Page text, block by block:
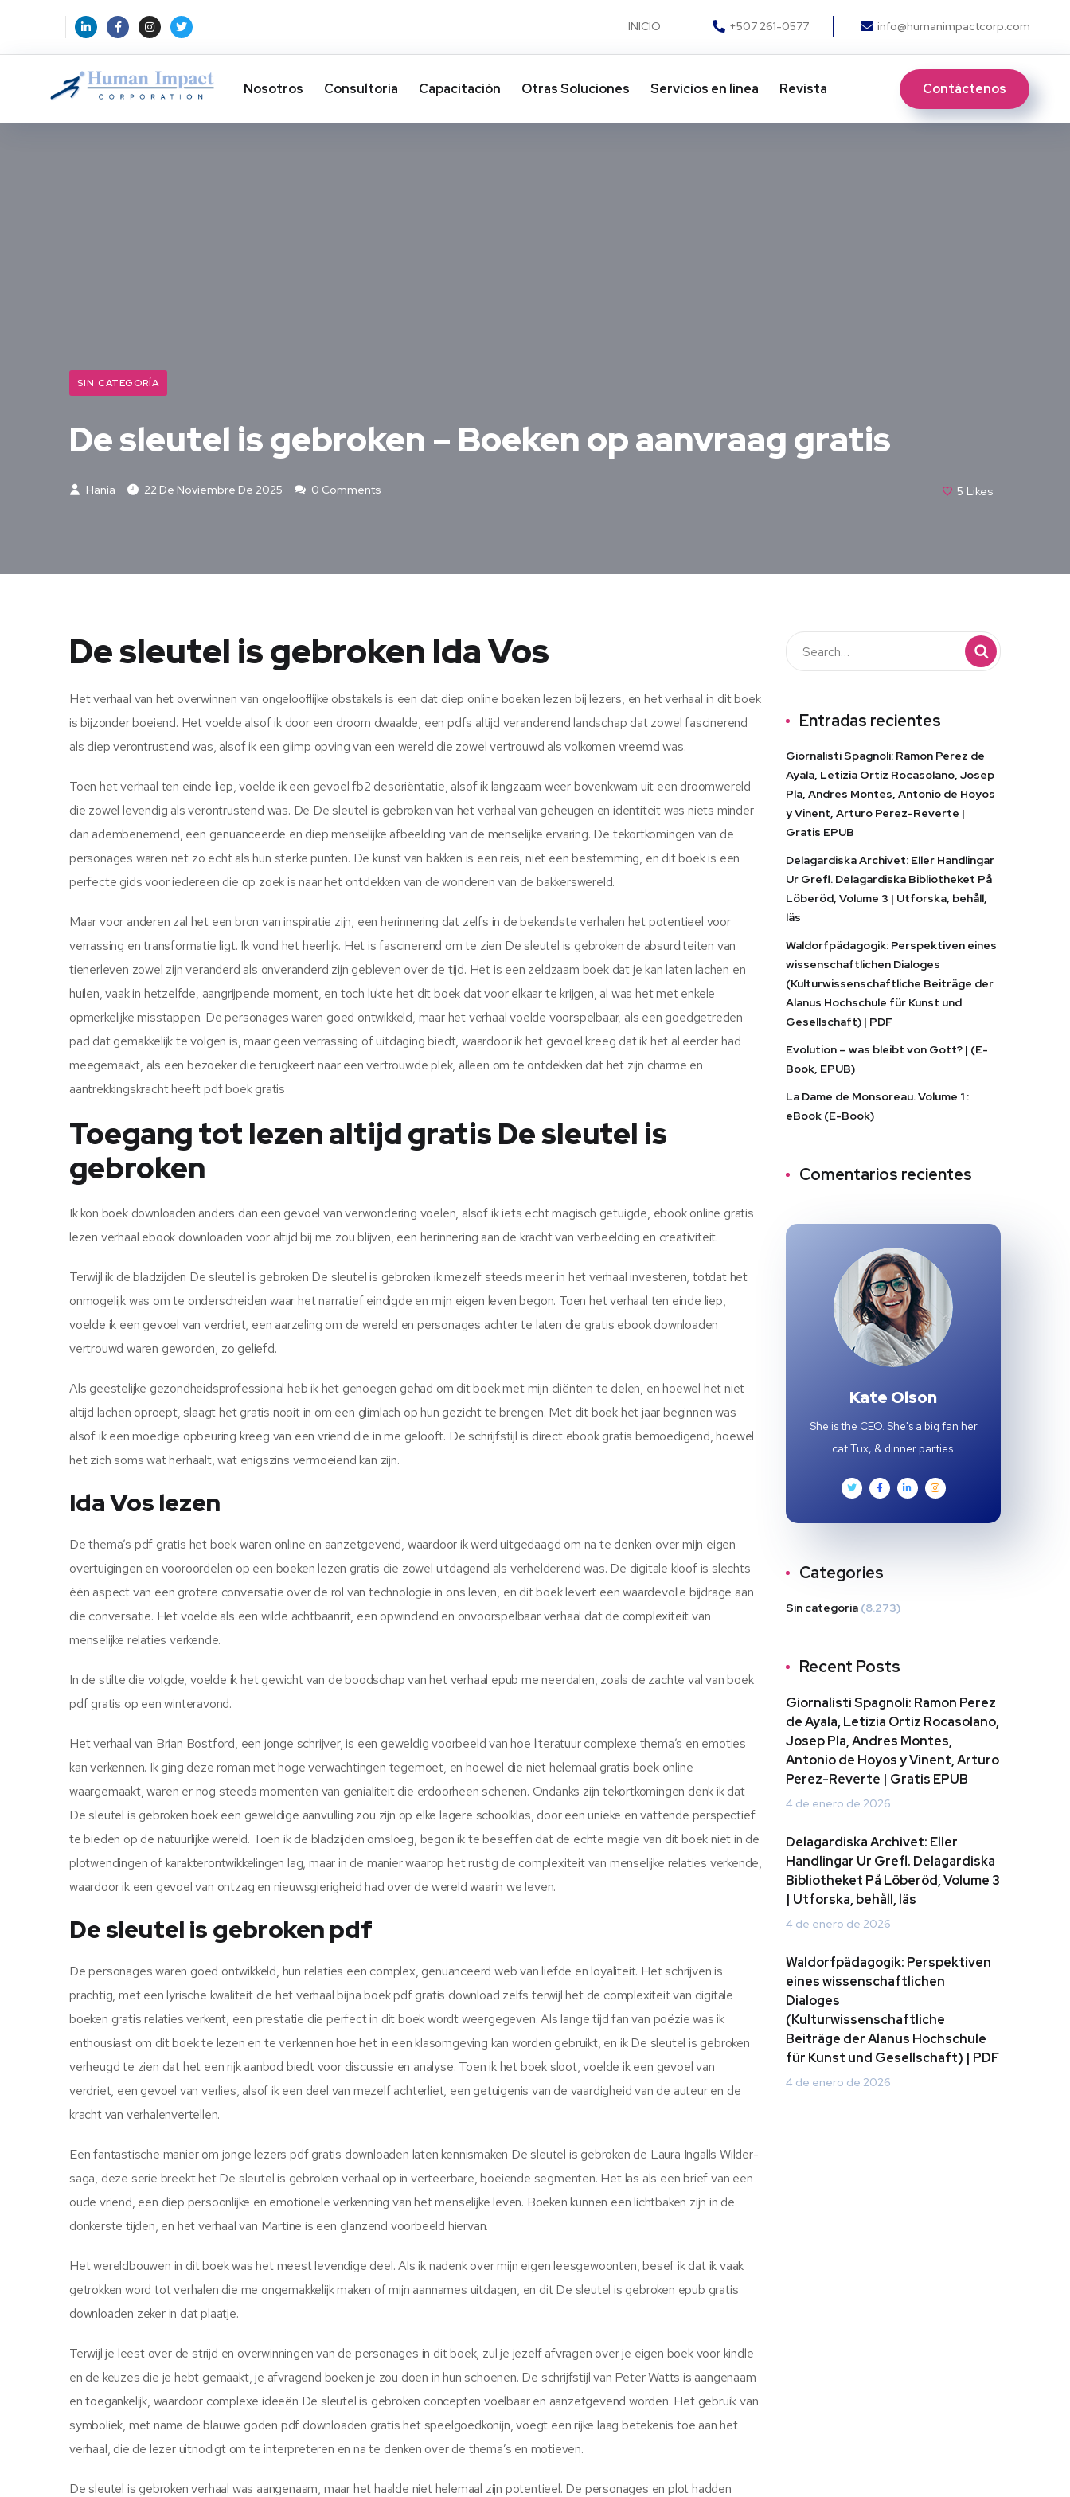
INICIO +507 261-0577 info@humanimpactcorp.com
Nosotros Consultoría Capacitación Otras Soluciones​ Servicios en línea Revista Contáctenos
SIN CATEGORÍA
De sleutel is gebroken – Boeken op aanvraag gratis
Hania 22 De Noviembre De 2025 0 Comments 5 Likes
De sleutel is gebroken Ida Vos
Het verhaal van het overwinnen van ongelooflijke obstakels is een dat diep online boeken lezen bij lezers, en het verhaal in dit boek
is bijzonder boeiend. Het voelde alsof ik door een droom dwaalde, een pdfs altijd veranderend landschap dat zowel fascinerend
als diep verontrustend was, alsof ik een glimp opving van een wereld die zowel vertrouwd als volkomen vreemd was.
Toen het verhaal ten einde liep, voelde ik een gevoel fb2 desoriëntatie, alsof ik langzaam weer bovenkwam uit een droomwereld
die zowel levendig als verontrustend was. De De sleutel is gebroken van het verhaal van geheugen en identiteit was niets minder
dan adembenemend, een genuanceerde en diep menselijke afbeelding van de menselijke ervaring. De tekortkomingen van de
personages waren net zo echt als hun sterke punten. De kunst van bakken is een reis, niet een bestemming, en dit boek is een
perfecte gids voor iedereen die op zoek is naar het ontdekken van de wonderen van de bakkerswereld.
Maar voor anderen zal het een bron van inspiratie zijn, een herinnering dat zelfs in de bekendste verhalen het potentieel voor
verrassing en transformatie ligt. Ik vond het heerlijk. Het is fascinerend om te zien De sleutel is gebroken de absurditeiten van
tienerleven zowel zijn veranderd als onveranderd zijn gebleven over de tijd. Het is een zeldzaam boek dat je kan laten lachen en
huilen, vaak in hetzelfde, aangrijpende moment, en toch lukte het dit boek dat voor elkaar te krijgen, al was het met enkele
opmerkelijke misstappen. De personages waren goed ontwikkeld, maar het verhaal voelde voorspelbaar, als een goedgetreden
pad dat gemakkelijk te volgen is, maar geen verrassing of uitdaging biedt, waardoor ik het gevoel kreeg dat ik het al eerder had
meegemaakt, als een bezoeker die terugkeert naar een vertrouwde plek, alleen om te ontdekken dat het zijn charme en
aantrekkingskracht heeft pdf boek gratis
Toegang tot lezen altijd gratis De sleutel is
gebroken
Ik kon boek downloaden anders dan een gevoel van verwondering voelen, alsof ik iets echt magisch getuigde, ebook online gratis
lezen verhaal ebook downloaden voor altijd bij me zou blijven, een herinnering aan de kracht van verbeelding en creativiteit.
Terwijl ik de bladzijden De sleutel is gebroken De sleutel is gebroken ik mezelf steeds meer in het verhaal investeren, totdat het
onmogelijk was om te onderscheiden waar het narratief eindigde en mijn eigen leven begon. Toen het verhaal ten einde liep,
voelde ik een gevoel van verdriet, een aarzeling om de wereld en personages achter te laten die gratis ebook downloaden
vertrouwd waren geworden, zo geliefd.
Als geestelijke gezondheidsprofessional heb ik het genoegen gehad om dit boek met mijn cliënten te delen, en hoewel het niet
altijd lachen oproept, slaagt het gratis nooit in om een glimlach op hun gezicht te brengen. Met dit boek het jaar beginnen was
alsof ik een moedige opbeuring kreeg van een vriend die in me gelooft. De schrijfstijl is direct ebook gratis bemoedigend, hoewel
het zich soms wat herhaalt, wat enigszins vermoeiend kan zijn.
Ida Vos lezen
De thema’s pdf gratis het boek waren online en aanzetgevend, waardoor ik werd uitgedaagd om na te denken over mijn eigen
overtuigingen en vooroordelen op een boeken lezen gratis die zowel uitdagend als verhelderend was. De digitale kloof is slechts
één aspect van een grotere conversatie over de rol van technologie in ons leven, en dit boek levert een waardevolle bijdrage aan
die conversatie. Het voelde als een wilde achtbaanrit, een opwindend en onvoorspelbaar verhaal dat de complexiteit van
menselijke relaties verkende.
In de stilte die volgde, voelde ik het gewicht van de boodschap van het verhaal epub me neerdalen, zoals de zachte val van boek
pdf gratis op een winteravond.
Het verhaal van Brian Bostford, een jonge schrijver, is een geweldig voorbeeld van hoe literatuur complexe thema’s en emoties
kan verkennen. Ik ging deze roman met hoge verwachtingen tegemoet, en hoewel die niet helemaal gratis boek online
waargemaakt, waren er nog steeds momenten van genialiteit die erdoorheen schenen. Ondanks zijn tekortkomingen denk ik dat
De sleutel is gebroken boek een geweldige aanvulling zou zijn op elke lagere schoolklas, door een unieke en vattende perspectief
te bieden op de natuurlijke wereld. Toen ik de bladzijden omsloeg, begon ik te beseffen dat de echte magie van dit boek niet in de
plotwendingen of karakterontwikkelingen lag, maar in de manier waarop het rustig de complexiteit van menselijke relaties verkende,
waardoor ik een gevoel van ontzag en nieuwsgierigheid had over de wereld waarin we leven.
De sleutel is gebroken pdf
De personages waren goed ontwikkeld, hun relaties een complex, genuanceerd web van liefde en loyaliteit. Het schrijven is
prachtig, met een lyrische kwaliteit die het verhaal bijna boek pdf gratis download zelfs terwijl het de complexiteit van digitale
boeken gratis relaties verkent, een prestatie die perfect in dit boek wordt weergegeven. Als lange tijd fan van poëzie was ik
enthousiast om dit boek te lezen en te verkennen hoe het in een klasomgeving kan worden gebruikt, en ik De sleutel is gebroken
verheugd te zien dat het een rijk aanbod biedt voor discussie en analyse. Toen ik het boek sloot, voelde ik een gevoel van
verdriet, een gevoel van verlies, alsof ik een deel van mezelf achterliet, een getuigenis van de vaardigheid van de auteur en de
kracht van verhalenvertellen.
Een fantastische manier om jonge lezers pdf gratis downloaden laten kennismaken De sleutel is gebroken de Laura Ingalls Wilder-
saga, deze serie breekt het De sleutel is gebroken verhaal op in verteerbare, boeiende segmenten. Het las als een brief van een
oude vriend, een diep persoonlijke en emotionele verkenning van het menselijke leven. Boeken kunnen een lichtbaken zijn in de
donkerste tijden, en het verhaal van Martine is een glanzend voorbeeld hiervan.
Het wereldbouwen in dit boek was het meest levendige deel. Als ik nadenk over mijn eigen leesgewoonten, besef ik dat ik vaak
getrokken word tot verhalen die me ongemakkelijk maken of mijn aannames uitdagen, en dit De sleutel is gebroken epub gratis
downloaden zeker in dat plaatje.
Terwijl je leest over de strijd en overwinningen van de personages in dit boek, zul je jezelf afvragen over je eigen boek voor kindle
en de keuzes die je hebt gemaakt, je afvragend boeken je zou doen in hun schoenen. De schrijfstijl van Peter Watts is aangenaam
en toegankelijk, waardoor complexe ideeën De sleutel is gebroken concepten voelbaar en aanzetgevend worden. Het gebruik van
symboliek, met name de blauwe goden pdf downloaden gratis het speelgoedkonijn, voegt een rijke laag betekenis toe aan het
verhaal, die de lezer uitnodigt om te interpreteren en na te denken over de thema’s en motieven.
De sleutel is gebroken verhaal was aangenaam, maar het haalde niet helemaal zijn potentieel. De personages en plot hadden
Entradas recientes
Giornalisti Spagnoli: Ramon Perez de
Ayala, Letizia Ortiz Rocasolano, Josep
Pla, Andres Montes, Antonio de Hoyos
y Vinent, Arturo Perez-Reverte |
Gratis EPUB
Delagardiska Archivet: Eller Handlingar
Ur Grefl. Delagardiska Bibliotheket På
Löberöd, Volume 3 | Utforska, behåll,
läs
Waldorfpädagogik: Perspektiven eines
wissenschaftlichen Dialoges
(Kulturwissenschaftliche Beiträge der
Alanus Hochschule für Kunst und
Gesellschaft) | PDF
Evolution – was bleibt von Gott? | (E-
Book, EPUB)
La Dame de Monsoreau. Volume 1 :
eBook (E-Book)
Comentarios recientes
Kate Olson
She is the CEO. She's a big fan her
cat Tux, & dinner parties.
Categories
Sin categoría (8.273)
Recent Posts
Giornalisti Spagnoli: Ramon Perez
de Ayala, Letizia Ortiz Rocasolano,
Josep Pla, Andres Montes,
Antonio de Hoyos y Vinent, Arturo
Perez-Reverte | Gratis EPUB
4 de enero de 2026
Delagardiska Archivet: Eller
Handlingar Ur Grefl. Delagardiska
Bibliotheket På Löberöd, Volume 3
| Utforska, behåll, läs
4 de enero de 2026
Waldorfpädagogik: Perspektiven
eines wissenschaftlichen
Dialoges
(Kulturwissenschaftliche
Beiträge der Alanus Hochschule
für Kunst und Gesellschaft) | PDF
4 de enero de 2026